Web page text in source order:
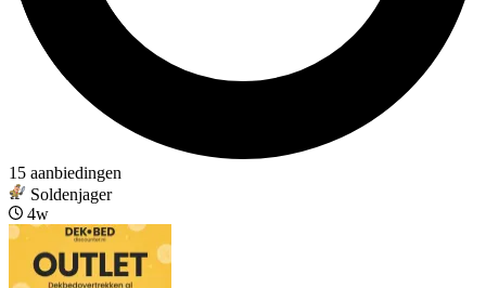
15 aanbiedingen
Soldenjager
4w